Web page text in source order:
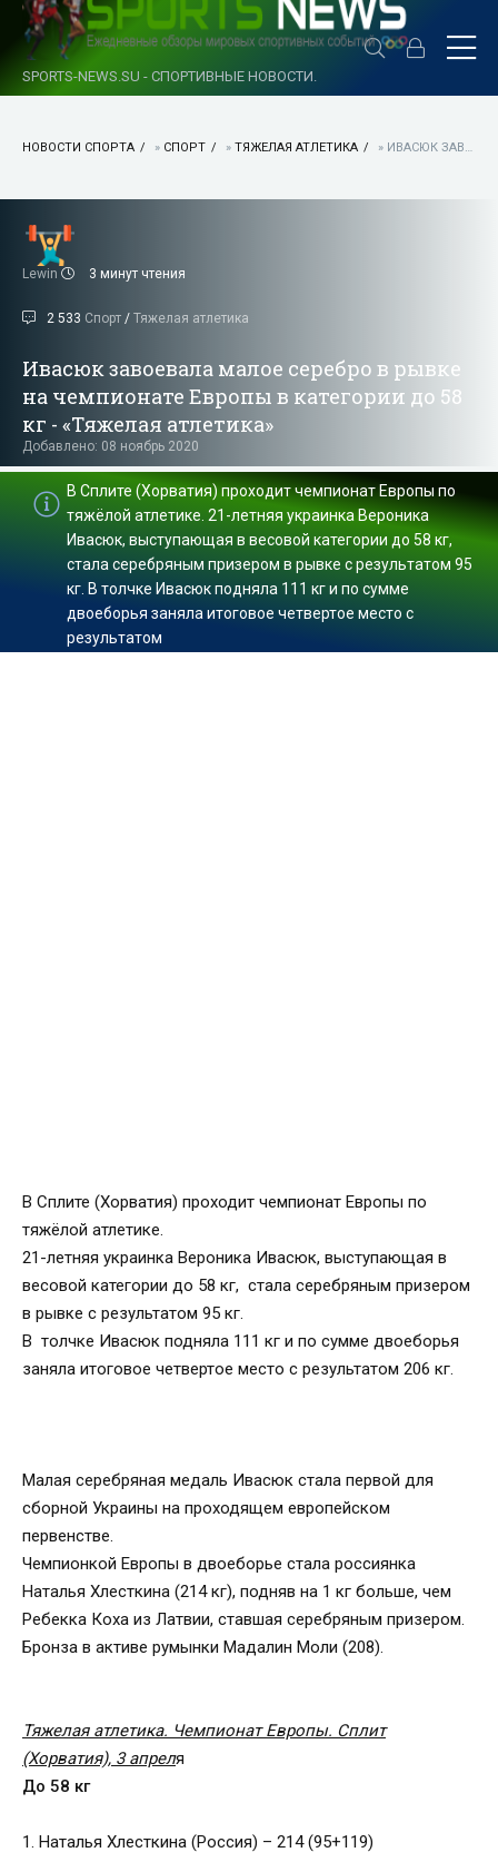
SPORTS-NEWS.SU - СПОРТИВНЫЕ НОВОСТИ.
НОВОСТИ СПОРТА » СПОРТ » ТЯЖЕЛАЯ АТЛЕТИКА » ИВАСЮК ЗАВОЕВАЛА МАЛОЕ СЕРЕБРО В РЫВКЕ НА ЧЕМПИОНАТЕ ЕВРОПЫ В КАТЕГОРИИ ДО 58 КГ - «ТЯЖЕЛАЯ АТЛЕТИКА»
Lewin 3 минут чтения
2 533 Спорт / Тяжелая атлетика
Ивасюк завоевала малое серебро в рывке
на чемпионате Европы в категории до 58
кг - «Тяжелая атлетика»
Добавлено: 08 ноябрь 2020
В Сплите (Хорватия) проходит чемпионат Европы по
тяжёлой атлетике. 21-летняя украинка Вероника
Ивасюк, выступающая в весовой категории до 58 кг,
стала серебряным призером в рывке с результатом 95
кг. В толчке Ивасюк подняла 111 кг и по сумме
двоеборья заняла итоговое четвертое место с
результатом
В Сплите (Хорватия) проходит чемпионат Европы по
тяжёлой атлетике.
21-летняя украинка Вероника Ивасюк, выступающая в
весовой категории до 58 кг, стала серебряным призером
в рывке с результатом 95 кг.
В толчке Ивасюк подняла 111 кг и по сумме двоеборья
заняла итоговое четвертое место с результатом 206 кг.
Малая серебряная медаль Ивасюк стала первой для
сборной Украины на проходящем европейском
первенстве.
Чемпионкой Европы в двоеборье стала россиянка
Наталья Хлесткина (214 кг), подняв на 1 кг больше, чем
Ребекка Коха из Латвии, ставшая серебряным призером.
Бронза в активе румынки Мадалин Моли (208).
Тяжелая атлетика. Чемпионат Европы. Сплит
(Хорватия), 3 апреля
До 58 кг
1. Наталья Хлесткина (Россия) – 214 (95+119)